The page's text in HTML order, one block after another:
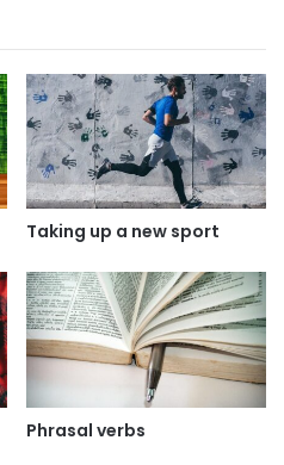
Taking up a new sport
Phrasal verbs